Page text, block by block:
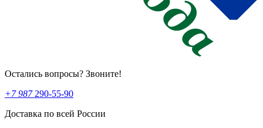
Остались вопросы? Звоните!
+7 987290-55-90
Доставка по всей России